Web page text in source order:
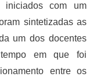
com um
sintetizadas as
um dos docentes
em que foi
entre os